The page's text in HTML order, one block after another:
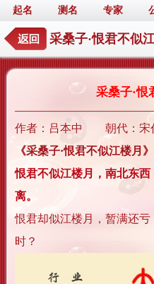
起名 测名 专家
采桑子·恨
作者：吕本中 朝代：宋
《采桑子·恨君不似江楼月
恨君不似江楼月，南北东
离。
恨君却似江楼月，暂满还
时？